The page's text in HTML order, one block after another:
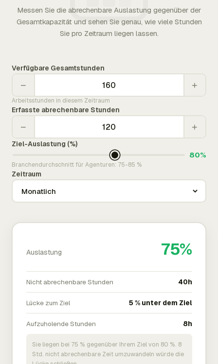
Messen Sie die abrechenbare Auslastung gegenüber der
Gesamtkapazität und sehen Sie genau, wie viele Stunden
Sie pro Zeitraum liegen lassen.
Verfügbare Gesamtstunden
− +
Arbeitsstunden in diesem Zeitraum
Erfasste abrechenbare Stunden
− +
Ziel-Auslastung (%)
80%
Branchendurchschnitt für Agenturen: 75-85 %
Zeitraum
Auslastung 75%
Nicht abrechenbare Stunden 40h
Lücke zum Ziel 5 % unter dem Ziel
Aufzuholende Stunden 8h
Sie liegen bei 75 % gegenüber Ihrem Ziel von 80 %. 8
Std. nicht abrechenbare Zeit umzuwandeln würde die